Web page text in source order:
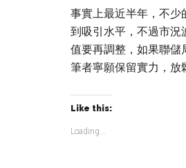
事實上最近半年，不少
到吸引水平，不過市況
值要再調整，如果聯儲
筆者寧願保留實力，放
Like this:
Loading...